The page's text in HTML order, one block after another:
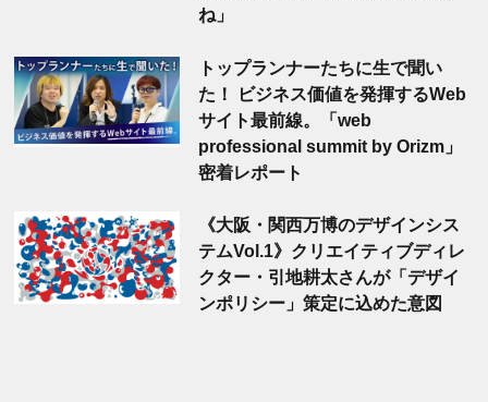
ね」
トップランナーたちに生で聞い
た！ ビジネス価値を発揮するWeb
サイト最前線。「web
professional summit by Orizm」
密着レポート
《大阪・関西万博のデザインシス
テムVol.1》クリエイティブディレ
クター・引地耕太さんが「デザイ
ンポリシー」策定に込めた意図